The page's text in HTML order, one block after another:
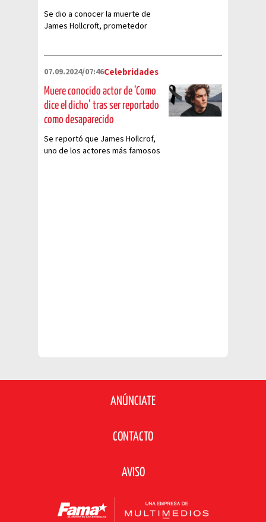
Se dio a conocer la muerte de
James Hollcroft, prometedor
07.09.2024/07:46Celebridades
Muere conocido actor de ‘Como
dice el dicho’ tras ser reportado
como desaparecido
Se reportó que James Hollcrof,
uno de los actores más famosos
ANÚNCIATE
CONTACTO
AVISO